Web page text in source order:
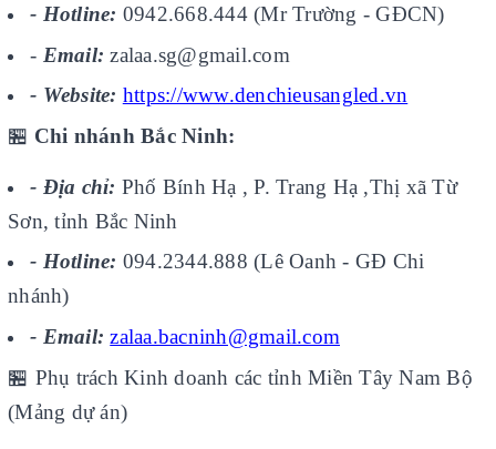
- Hotline: 0942.668.444 (Mr Trường - GĐCN)
- Email: zalaa.sg@gmail.com
- Website: https://www.denchieusangled.vn
🏪 Chi nhánh Bắc Ninh:
- Địa chỉ: Phố Bính Hạ , P. Trang Hạ ,Thị xã Từ
Sơn, tỉnh Bắc Ninh
- Hotline: 094.2344.888 (Lê Oanh - GĐ Chi
nhánh)
- Email: zalaa.bacninh@gmail.com
🏪 Phụ trách Kinh doanh các tỉnh Miền Tây Nam Bộ
(Mảng dự án)